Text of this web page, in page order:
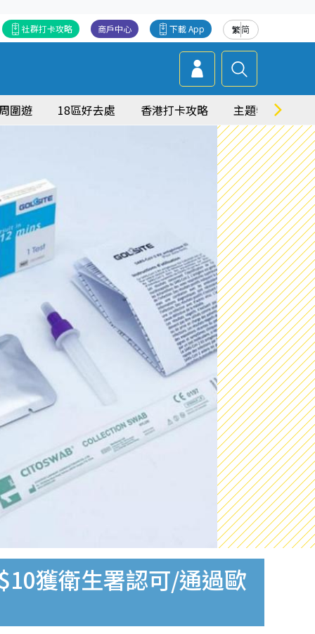
繁简
下載 App
商戶中心
社群打卡攻略
圍遊 18區好去處 香港打卡攻略 主題特集
獲衛生署認可/通過歐